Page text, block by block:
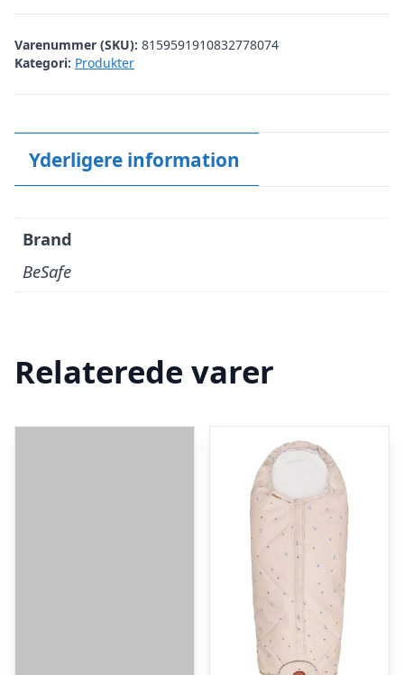
Varenummer (SKU): 8159591910832778074
Kategori: Produkter
Yderligere information
Brand
BeSafe
Relaterede varer